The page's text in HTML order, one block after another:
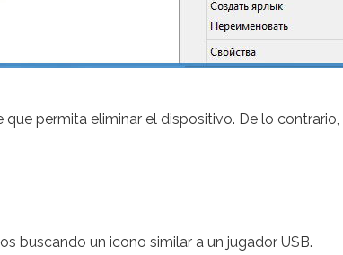
que permita eliminar el dispositivo. De lo
buscando un icono similar a un jugador USB.